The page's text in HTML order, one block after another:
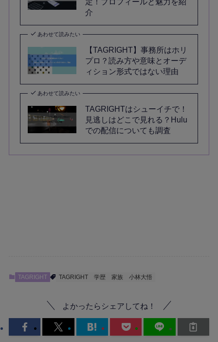
介
あわせて読みたい
【TAGRIGHT】事務所はホリ
プロ？読み方や意味とオーデ
ィション形式ではない理由
あわせて読みたい
TAGRIGHTはシューイチで！
見逃しはどこで見れる？Hulu
での配信についても調査
TAGRIGHT TAGRIGHT 学歴 家族 小林大悟
よかったらシェアしてね！